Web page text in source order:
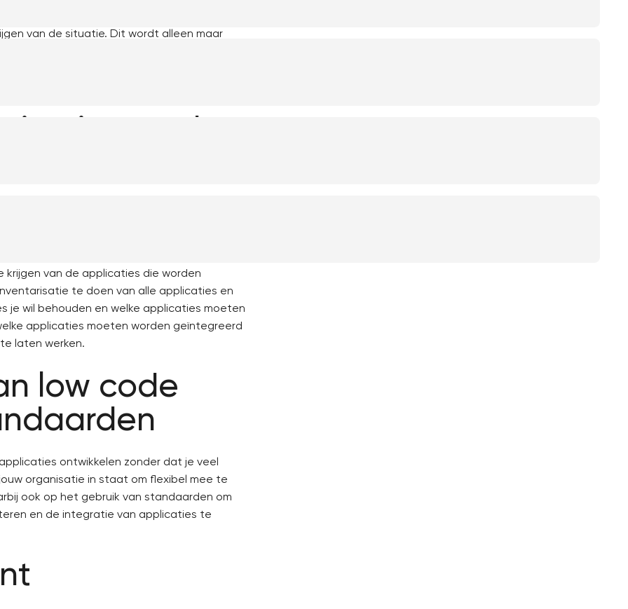
van de situatie. Dit wordt alleen maar
is het van belang dat organisaties
van de
jouw
Het kan daarom ingewikkeld zijn om
krijgen van de applicaties die worden
te doen van alle applicaties en
je wil behouden en welke applicaties moeten
applicaties moeten worden geïntegreerd
laten werken.
low code
ontwikkelen zonder dat je veel
organisatie in staat om flexibel mee te
ook op het gebruik van standaarden om
en de integratie van applicaties te